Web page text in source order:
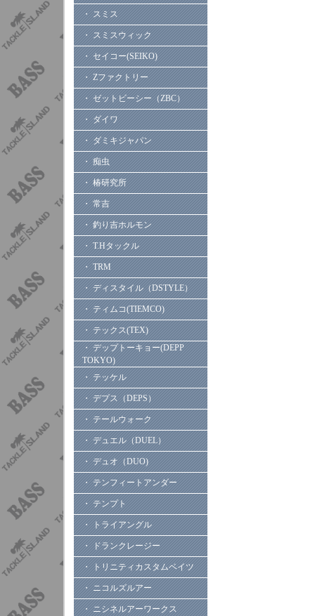
・ スミス
・ スミスウィック
・ セイコー(SEIKO)
・ Zファクトリー
・ ゼットビーシー（ZBC）
・ ダイワ
・ ダミキジャパン
・ 痴虫
・ 椿研究所
・ 常吉
・ 釣り吉ホルモン
・ T.Hタックル
・ TRM
・ ディスタイル（DSTYLE）
・ ティムコ(TIEMCO)
・ テックス(TEX)
・ デップトーキョー(DEPP
TOKYO)
・ テッケル
・ デプス（DEPS）
・ テールウォーク
・ デュエル（DUEL）
・ デュオ（DUO)
・ テンフィートアンダー
・ テンプト
・ トライアングル
・ ドランクレージー
・ トリニティカスタムベイツ
・ ニコルズルアー
・ ニシネルアーワークス